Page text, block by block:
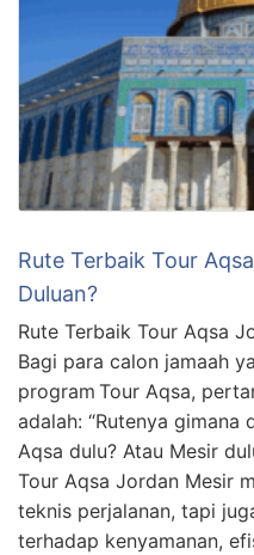
Rute Terbaik Tour
Duluan?
Rute Terbaik Tour Aqsa
Bagi para calon jamaah
program Tour Aqsa,
adalah: “Rutenya gimana
Aqsa dulu? Atau Mesir
Tour Aqsa Jordan Mesir
teknis perjalanan, tapi
terhadap kenyamanan,